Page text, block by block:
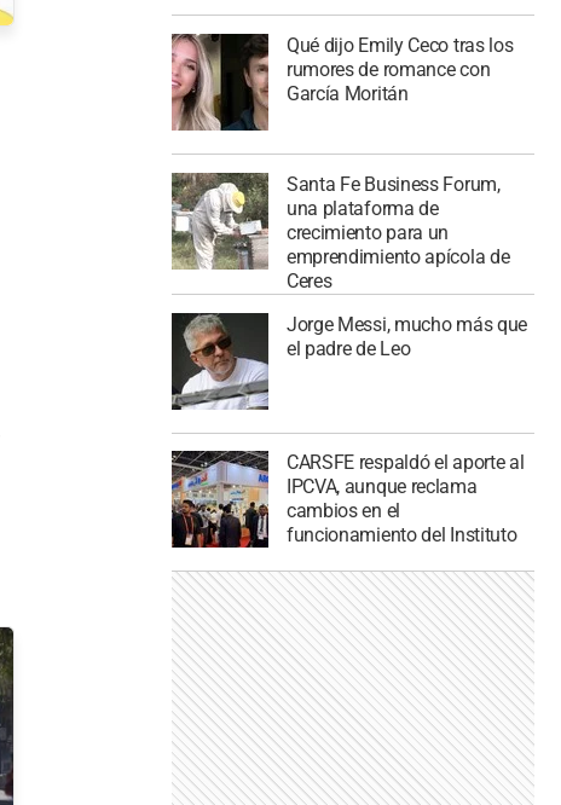
Qué dijo Emily Ceco tras los
rumores de romance con
García Moritán
Santa Fe Business Forum,
una plataforma de
crecimiento para un
emprendimiento apícola de
Ceres
Jorge Messi, mucho más que
el padre de Leo
CARSFE respaldó el aporte al
IPCVA, aunque reclama
cambios en el
funcionamiento del Instituto